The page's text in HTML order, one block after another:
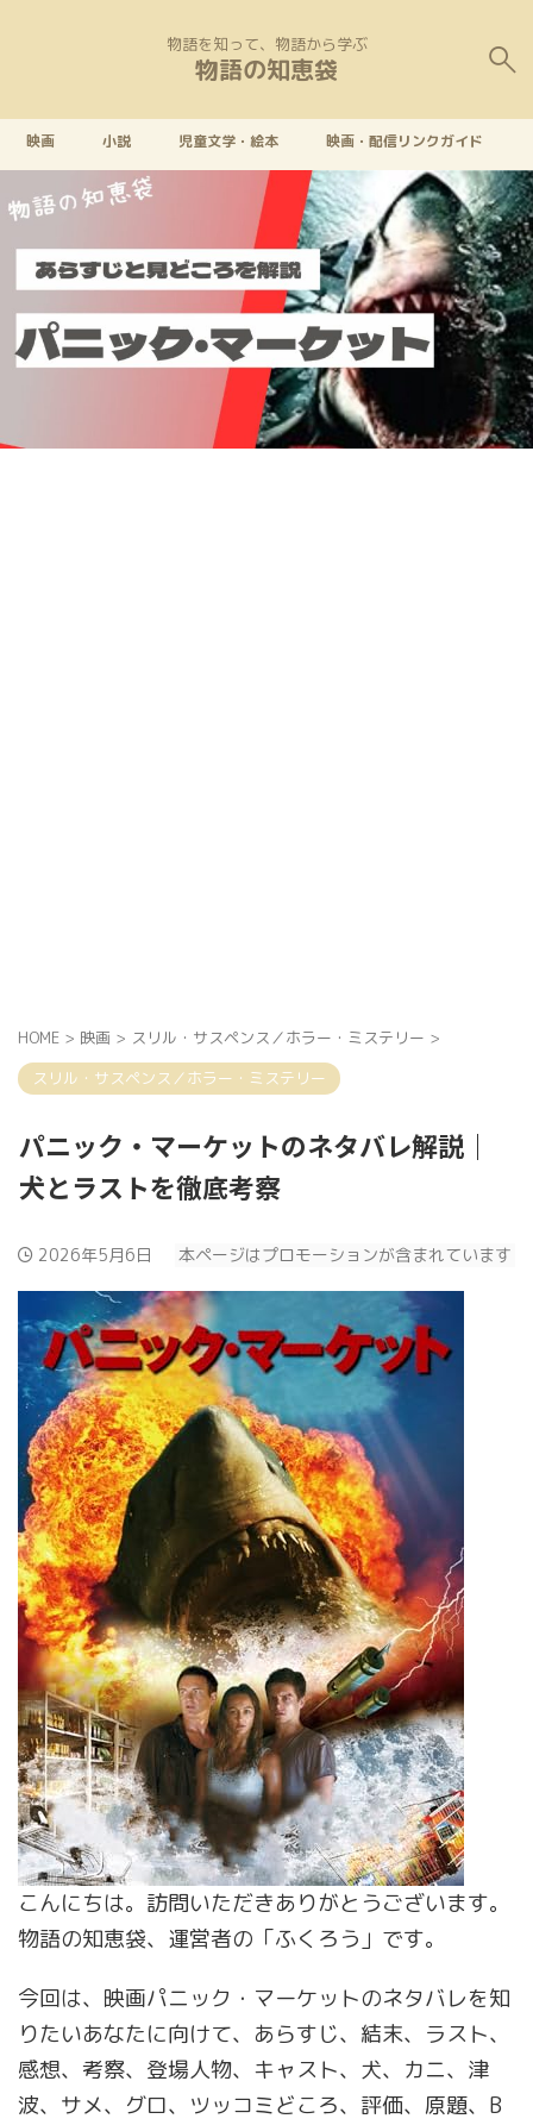
物語を知って、物語から学ぶ
物語の知恵袋
映画 小説 児童文学・絵本 映画・配信リンクガイド
HOME > 映画 > スリル・サスペンス／ホラー・ミステリー >
スリル・サスペンス／ホラー・ミステリー
パニック・マーケットのネタバレ解説｜
犬とラストを徹底考察
2026年5月6日 本ページはプロモーションが含まれています
こんにちは。訪問いただきありがとうございます。
物語の知恵袋、運営者の「ふくろう」です。
今回は、映画パニック・マーケットのネタバレを知
りたいあなたに向けて、あらすじ、結末、ラスト、
感想、考察、登場人物、キャスト、犬、カニ、津
波、サメ、グロ、ツッコミどころ、評価、原題、B